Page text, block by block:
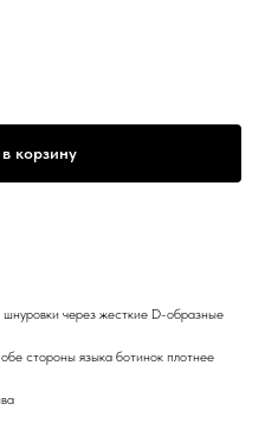
корзину
через жесткие D-образные
стороны языка ботинок плотнее